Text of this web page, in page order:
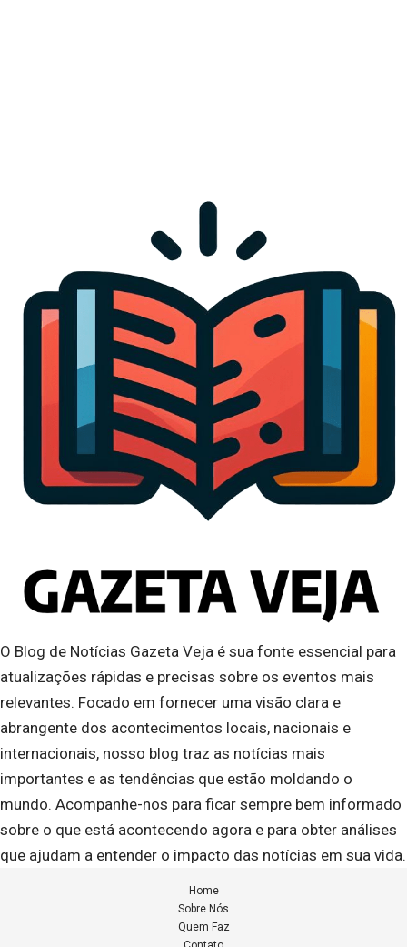
O Blog de Notícias Gazeta Veja é sua fonte essencial para
atualizações rápidas e precisas sobre os eventos mais
relevantes. Focado em fornecer uma visão clara e
abrangente dos acontecimentos locais, nacionais e
internacionais, nosso blog traz as notícias mais
importantes e as tendências que estão moldando o
mundo. Acompanhe-nos para ficar sempre bem informado
sobre o que está acontecendo agora e para obter análises
que ajudam a entender o impacto das notícias em sua vida.
Home
Sobre Nós
Quem Faz